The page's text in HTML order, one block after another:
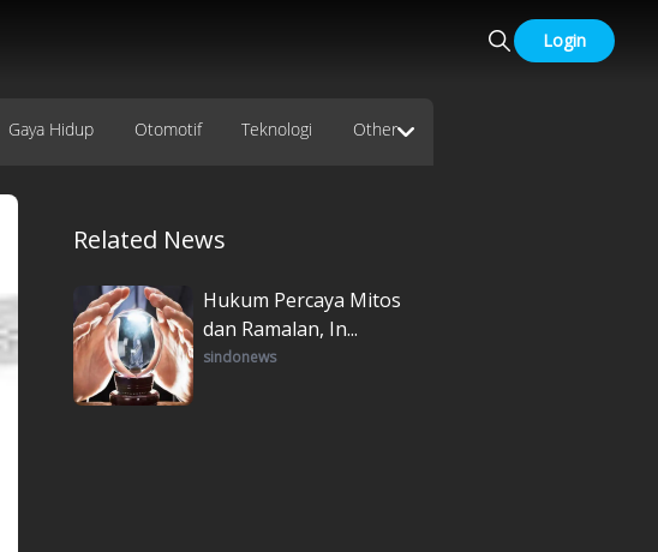
Login
Gaya Hidup Otomotif Teknologi Other
Related News
Hukum Percaya Mitos
dan Ramalan, In...
sindonews